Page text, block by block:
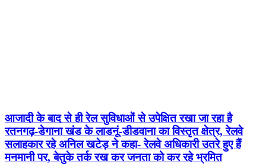
आजादी के बाद से ही रेल सुविधाओं से उपेक्षित रखा जा रहा है
रतनगढ़-डेगाना खंड के लाडनूं-डीडवाना का विस्तृत क्षेत्र, रेलवे
सलाहकार रहे अनिल खटेड़ ने कहा- रेलवे अधिकारी उतरे हुए हैं
मनमानी पर, बेतुके तर्क रख कर जनता को कर रहे भ्रमित